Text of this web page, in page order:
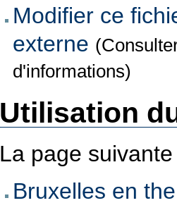
Modifier ce
externe
d'informations)
Utilisation
La page
Bruxelles en